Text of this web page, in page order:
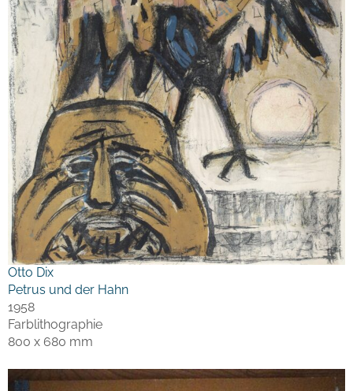
Otto Dix
Petrus und der Hahn
1958
Farblithographie
800 x 680 mm